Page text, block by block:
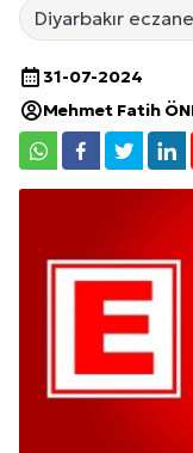
Diyarbakır
31-07-2024
Mehmet Fatih